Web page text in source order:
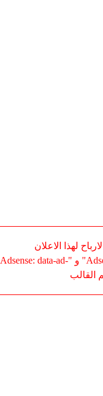
الاعلان
يجب عليك تعيين "Adsense: data-ad-client" و "Adsense: data-ad-